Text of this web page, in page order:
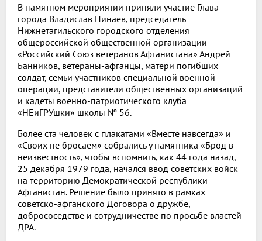
В памятном мероприятии приняли участие Глава
города Владислав Пинаев, председатель
Нижнетагильского городского отделения
общероссийской общественной организации
«Российский Союз ветеранов Афганистана» Андрей
Банников, ветераны-афганцы, матери погибших
солдат, семьи участников специальной военной
операции, представители общественных организаций
и кадеты военно-патриотического клуба
«НЕиГРУшки» школы № 56.
Более ста человек с плакатами «Вместе навсегда» и
«Своих не бросаем» собрались у памятника «Брод в
неизвестность», чтобы вспомнить, как 44 года назад,
25 декабря 1979 года, начался ввод советских войск
на территорию Демократической республики
Афганистан. Решение было принято в рамках
советско-афганского Договора о дружбе,
добрососедстве и сотрудничестве по просьбе властей
ДРА.